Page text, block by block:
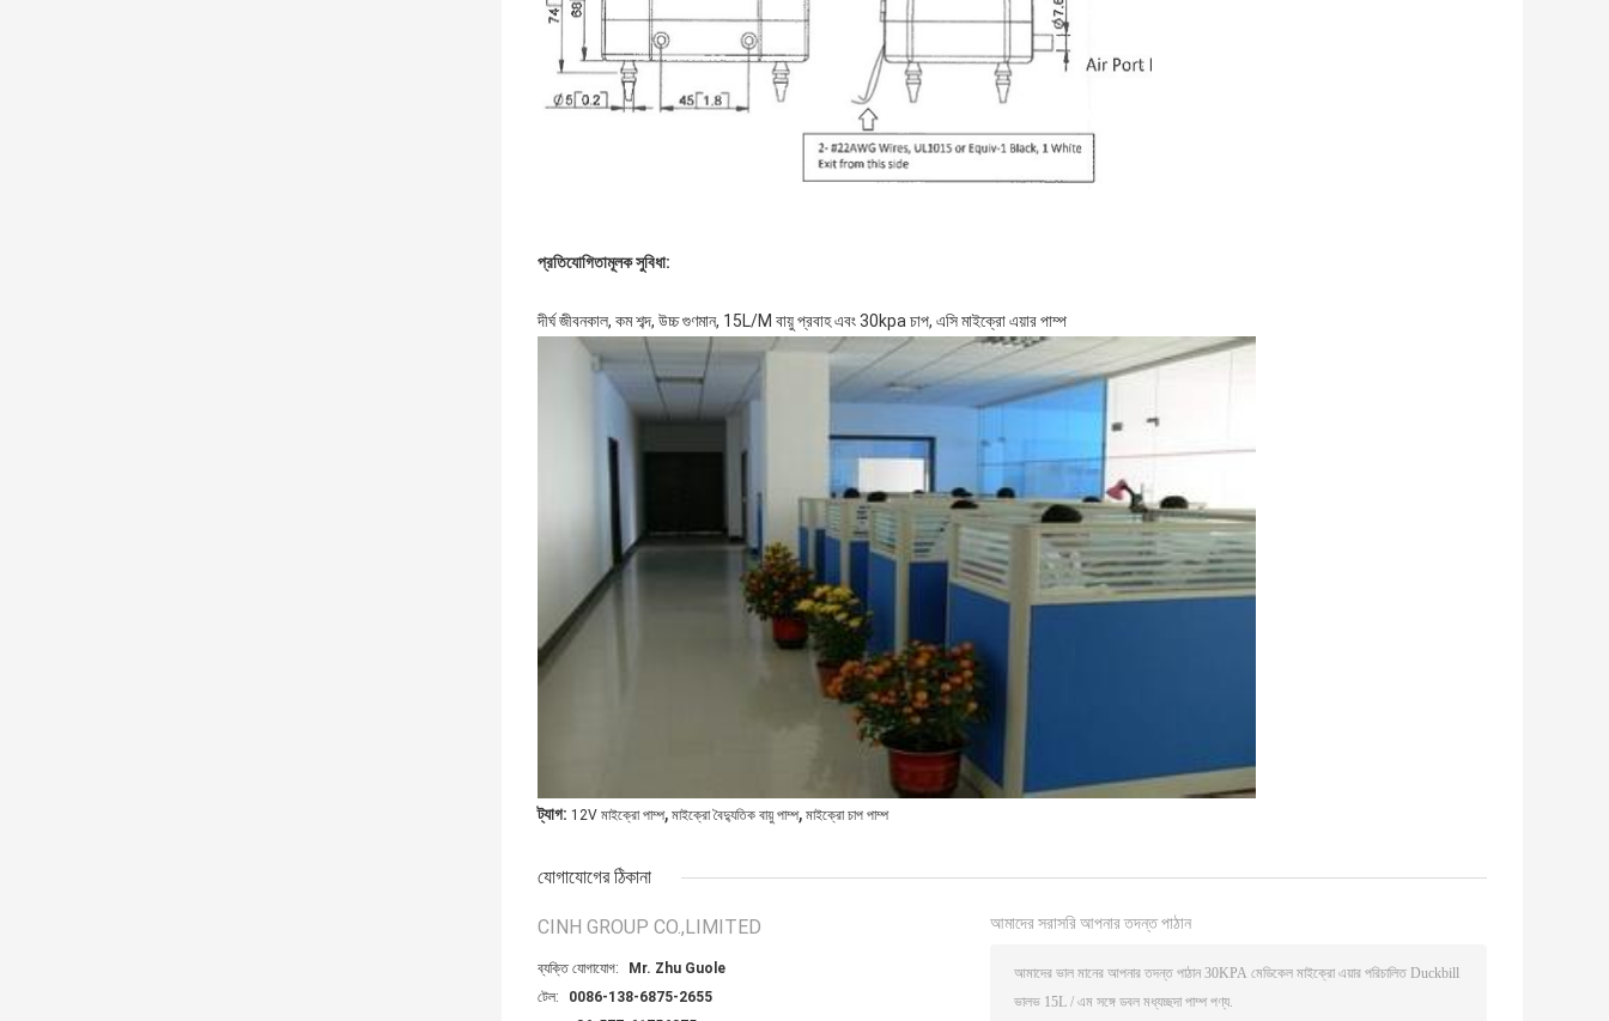
প্রতিযোগিতামূলক সুবিধা:
দীর্ঘ জীবনকাল, কম শব্দ, উচ্চ গুণমান, 15L/M বায়ু প্রবাহ এবং 30kpa চাপ, এসি মাইক্রো এয়ার পাম্প
ট্যাগ: 12V মাইক্রো পাম্প, মাইক্রো বৈদ্যুতিক বায়ু পাম্প, মাইক্রো চাপ পাম্প
যোগাযোগের ঠিকানা
CINH GROUP CO.,LIMITED
ব্যক্তি যোগাযোগ:
Mr. Zhu Guole
টেল:
0086-138-6875-2655
আমাদের সরাসরি আপনার তদন্ত পাঠান